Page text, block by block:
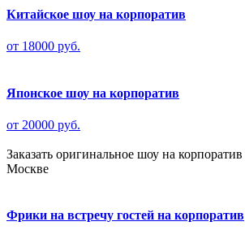
Китайское шоу на корпоратив
от 18000 руб.
Японское шоу на корпоратив
от 20000 руб.
Заказать оригинальное шоу на
Москве
Фрики на встречу гостей на корпоратив